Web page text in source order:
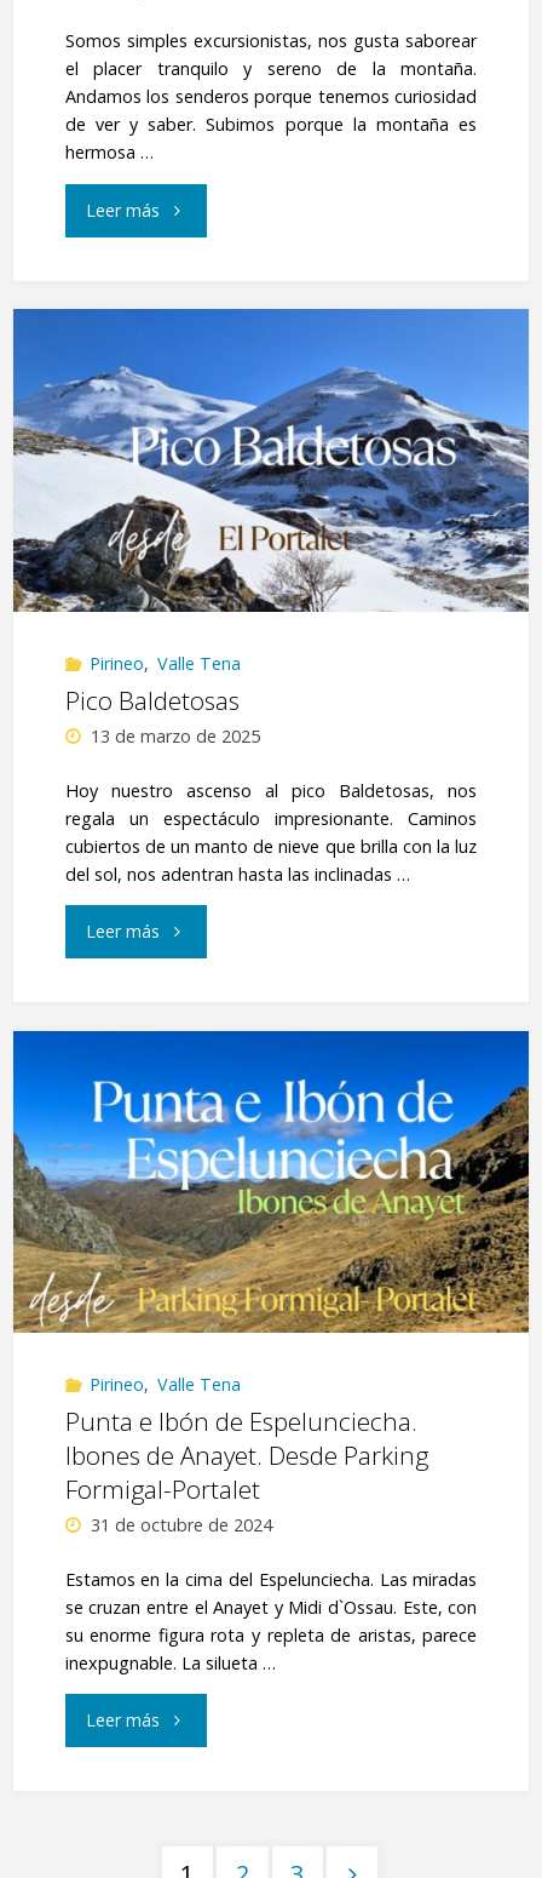
de
Panticosa"
Somos simples excursionistas, nos gusta saborear
el placer tranquilo y sereno de la montaña.
Andamos los senderos porque tenemos curiosidad
de ver y saber. Subimos porque la montaña es
hermosa …
Leer más"Ermita
Santa
(PR-
HU
78)"
Pirineo, Valle Tena
Pico Baldetosas
13 de marzo de 2025
Hoy nuestro ascenso al pico Baldetosas, nos
regala un espectáculo impresionante. Caminos
cubiertos de un manto de nieve que brilla con la luz
del sol, nos adentran hasta las inclinadas …
Leer más"Pico
Pirineo, Valle Tena
Punta e Ibón de Espelunciecha.
Ibones de Anayet. Desde Parking
Formigal-Portalet
31 de octubre de 2024
Estamos en la cima del Espelunciecha. Las miradas
se cruzan entre el Anayet y Midi d`Ossau. Este, con
su enorme figura rota y repleta de aristas, parece
inexpugnable. La silueta …
Leer más"Punta